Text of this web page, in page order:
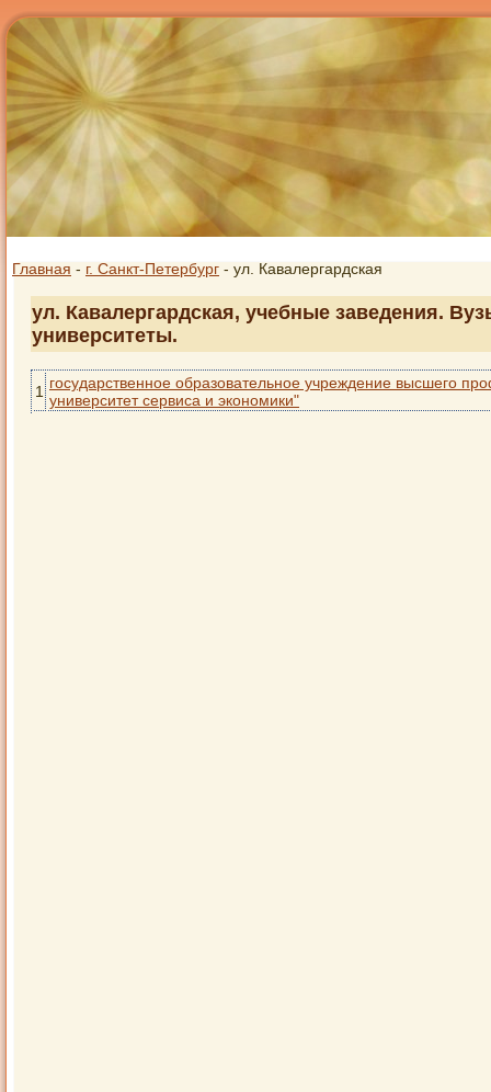
Главная - г. Санкт-Петербург - ул. Кавалергардская
ул. Кавалергардская, учебные заведения.
университеты.
1 государственное образовательное учреждение высшего
университет сервиса и экономики"